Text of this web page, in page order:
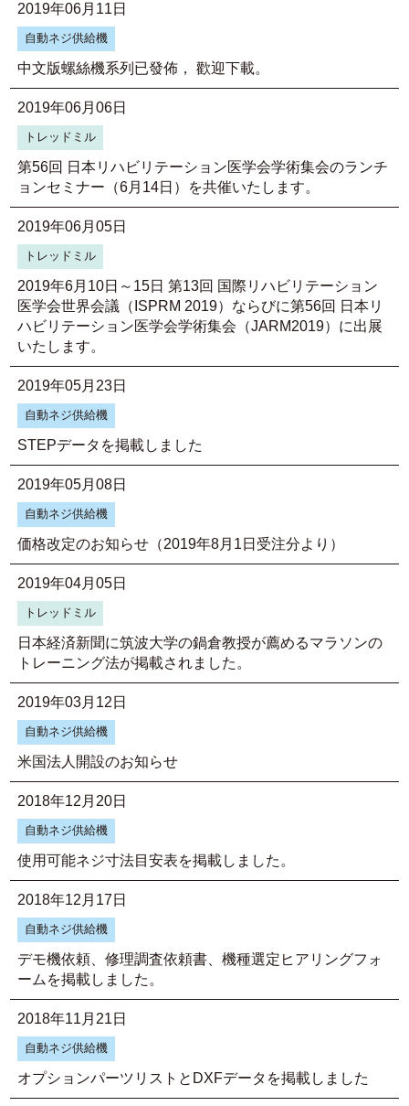
2019年06月11日
自動ネジ供給機
中文版螺絲機系列已發佈， 歡迎下載。
2019年06月06日
トレッドミル
第56回 日本リハビリテーション医学会学術集会のランチ
ョンセミナー（6月14日）を共催いたします。
2019年06月05日
トレッドミル
2019年6月10日～15日 第13回 国際リハビリテーション
医学会世界会議（ISPRM 2019）ならびに第56回 日本リ
ハビリテーション医学会学術集会（JARM2019）に出展
いたします。
2019年05月23日
自動ネジ供給機
STEPデータを掲載しました
2019年05月08日
自動ネジ供給機
価格改定のお知らせ（2019年8月1日受注分より）
2019年04月05日
トレッドミル
日本経済新聞に筑波大学の鍋倉教授が薦めるマラソンの
トレーニング法が掲載されました。
2019年03月12日
自動ネジ供給機
米国法人開設のお知らせ
2018年12月20日
自動ネジ供給機
使用可能ネジ寸法目安表を掲載しました。
2018年12月17日
自動ネジ供給機
デモ機依頼、修理調査依頼書、機種選定ヒアリングフォ
ームを掲載しました。
2018年11月21日
自動ネジ供給機
オプションパーツリストとDXFデータを掲載しました